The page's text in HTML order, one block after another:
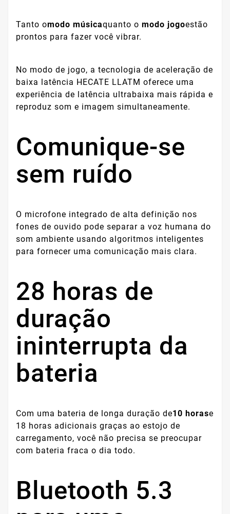
Tanto omodo músicaquanto o modo jogoestão
prontos para fazer você vibrar.
No modo de jogo, a tecnologia de aceleração de
baixa latência HECATE LLATM oferece uma
experiência de latência ultrabaixa mais rápida e
reproduz som e imagem simultaneamente.
Comunique-se
sem ruído
O microfone integrado de alta definição nos
fones de ouvido pode separar a voz humana do
som ambiente usando algoritmos inteligentes
para fornecer uma comunicação mais clara.
28 horas de
duração
ininterrupta da
bateria
Com uma bateria de longa duração de10 horase
18 horas adicionais graças ao estojo de
carregamento, você não precisa se preocupar
com bateria fraca o dia todo.
Bluetooth 5.3